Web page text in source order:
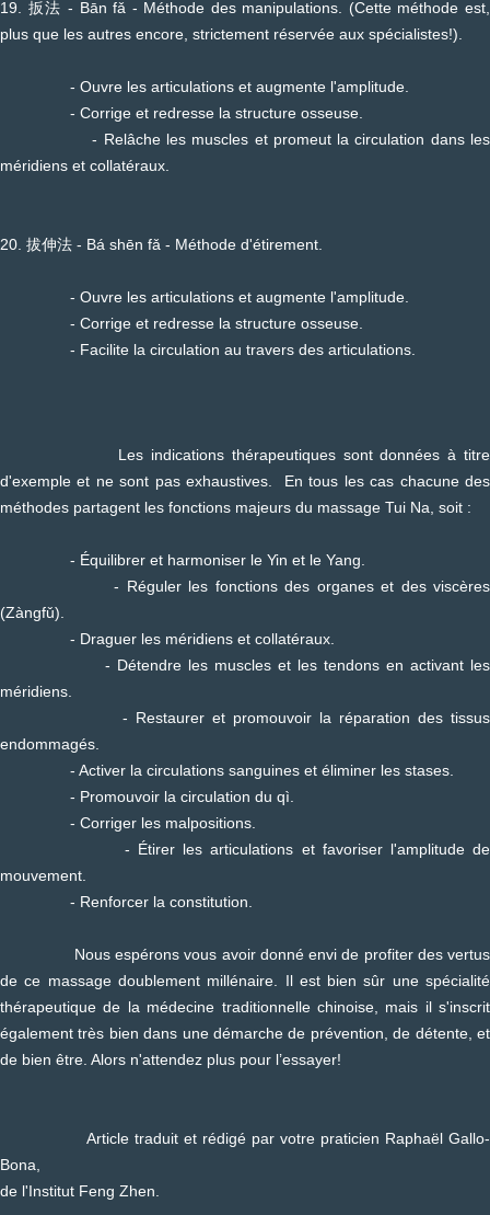
19. 扳法 - Bān fǎ - Méthode des manipulations. (Cette méthode est,
plus que les autres encore, strictement réservée aux spécialistes!).
- Ouvre les articulations et augmente l'amplitude.
- Corrige et redresse la structure osseuse.
- Relâche les muscles et promeut la circulation dans les
méridiens et collatéraux.
20. 拔伸法 - Bá shēn fǎ - Méthode d'étirement.
- Ouvre les articulations et augmente l'amplitude.
- Corrige et redresse la structure osseuse.
- Facilite la circulation au travers des articulations.
Les indications thérapeutiques sont données à titre
d'exemple et ne sont pas exhaustives. En tous les cas chacune des
méthodes partagent les fonctions majeurs du massage Tui Na, soit :
- Équilibrer et harmoniser le Yin et le Yang.
- Réguler les fonctions des organes et des viscères
(Zàngfǔ).
- Draguer les méridiens et collatéraux.
- Détendre les muscles et les tendons en activant les
méridiens.
- Restaurer et promouvoir la réparation des tissus
endommagés.
- Activer la circulations sanguines et éliminer les stases.
- Promouvoir la circulation du qì.
- Corriger les malpositions.
- Étirer les articulations et favoriser l'amplitude de
mouvement.
- Renforcer la constitution.
Nous espérons vous avoir donné envi de profiter des vertus
de ce massage doublement millénaire. Il est bien sûr une spécialité
thérapeutique de la médecine traditionnelle chinoise, mais il s'inscrit
également très bien dans une démarche de prévention, de détente, et
de bien être. Alors n'attendez plus pour l’essayer!
Article traduit et rédigé par votre praticien Raphaël Gallo-
Bona,
de l'Institut Feng Zhen.